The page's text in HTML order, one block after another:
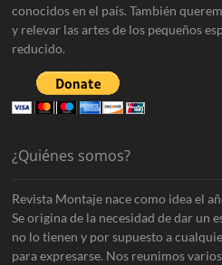
conocidos en el país. También
y relevar las artes de los pequeños
reducido.
¿Quiénes somos?
Revista Montaje nace como idea el
Se origina de la necesidad de dar un
no lo tienen y por supuesto a
para expresarse. Nos reunimos